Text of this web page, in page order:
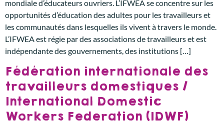
mondiale d’éducateurs ouvriers. L’IFWEA se concentre sur les
opportunités d’éducation des adultes pour les travailleurs et
les communautés dans lesquelles ils vivent à travers le monde.
L’IFWEA est régie par des associations de travailleurs et est
indépendante des gouvernements, des institutions […]
Fédération internationale des
travailleurs domestiques /
International Domestic
Workers Federation (IDWF)